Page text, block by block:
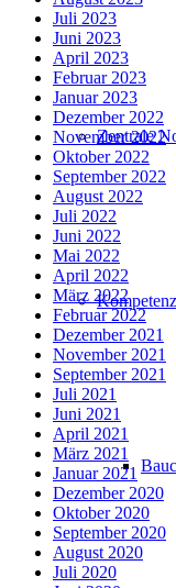
Zentrale
Juli 2023
Juni 2023
April 2023
Februar 2023
Januar 2023
Dezember 2022
November 2022
Oktober 2022
September 2022
August 2022
Juli 2022
Juni 2022
Mai 2022
April 2022
März 2022
Februar 2022
Dezember 2021
November 2021
September 2021
Juli 2021
Juni 2021
April 2021
März 2021
Januar 2021
Dezember 2020
Oktober 2020
September 2020
August 2020
Juli 2020